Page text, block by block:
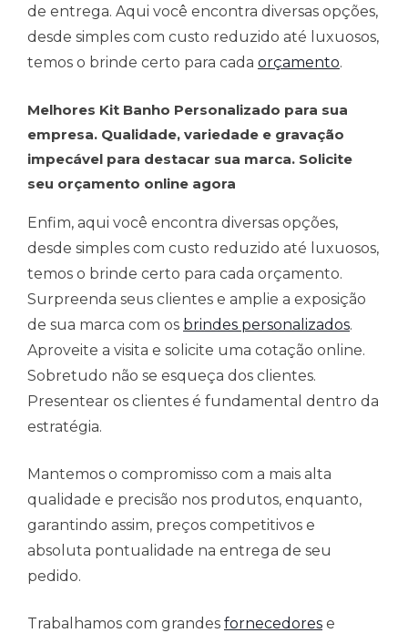
de entrega. Aqui você encontra diversas opções,
desde simples com custo reduzido até luxuosos,
temos o brinde certo para cada orçamento.
Melhores Kit Banho Personalizado para sua
empresa. Qualidade, variedade e gravação
impecável para destacar sua marca. Solicite
seu orçamento online agora
Enfim, aqui você encontra diversas opções,
desde simples com custo reduzido até luxuosos,
temos o brinde certo para cada orçamento.
Surpreenda seus clientes e amplie a exposição
de sua marca com os brindes personalizados.
Aproveite a visita e solicite uma cotação online.
Sobretudo não se esqueça dos clientes.
Presentear os clientes é fundamental dentro da
estratégia.
Mantemos o compromisso com a mais alta
qualidade e precisão nos produtos, enquanto,
garantindo assim, preços competitivos e
absoluta pontualidade na entrega de seu
pedido.
Trabalhamos com grandes fornecedores e